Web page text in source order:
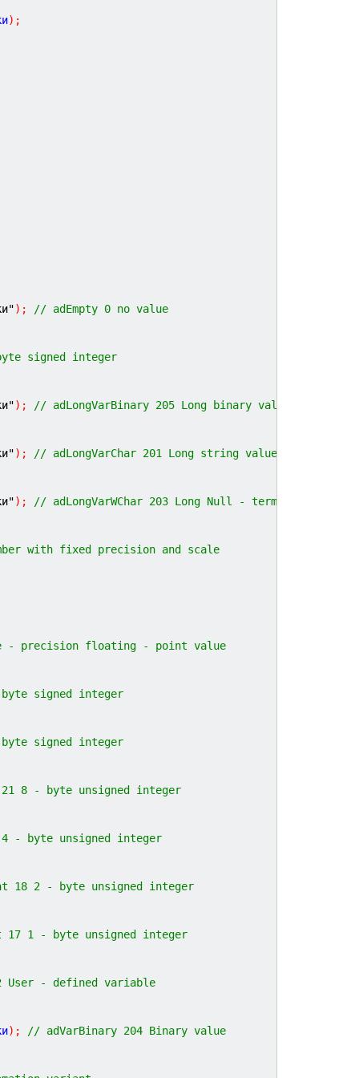
) ;
) ;
// adEmpty 0 no value
signed integer
) ;
// adLongVarBinary 205 Long binary value
) ;
// adLongVarChar 201 Long string value
) ;
// adLongVarWChar 203 Long Null - terminates
with fixed precision and scale
- precision floating - point value
signed integer
signed integer
8 - byte unsigned integer
- byte unsigned integer
18 2 - byte unsigned integer
17 1 - byte unsigned integer
User - defined variable
) ;
// adVarBinary 204 Binary value